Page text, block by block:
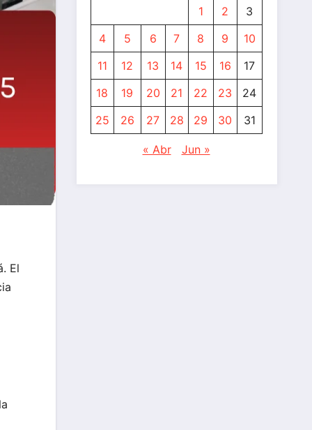
El
1 2
3
4
5 6 7 8 9
10
11
12 13 14 15 16
17
18
19 20 21 22 23
24
25
26 27 28 29 30 31
« Abr Jun »